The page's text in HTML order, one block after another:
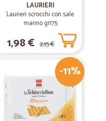
LAURIERI
Laurieri scrocchi con sale
marino gr175
1,98 € 2,15 €
-11%